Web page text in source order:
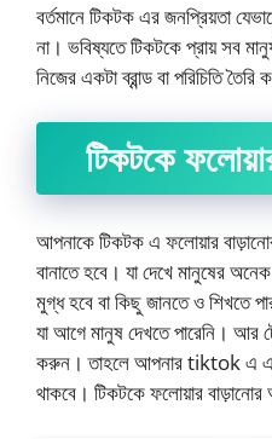
বর্তমানে টিকটক এর জনপ্রিয়তা
না। ভবিষ্যতে টিকটকে প্রায় সব
নিজের একটা ব্রান্ড বা পরিচিতি
টিকটকে
আপনাকে টিকটক এ ফলোয়ার
বানাতে হবে। যা দেখে মানুষের
মুগ্ধ হবে বা কিছু জানতে ও শিখতে
যা আগে মানুষ দেখতে পারেনি। আর
করুন। তাহলে আপনার tiktok এ
থাকবে। টিকটকে ফলোয়ার